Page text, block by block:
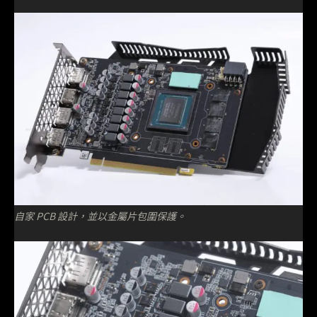
自家 PCB 設計，並以金屬片包圍保護。